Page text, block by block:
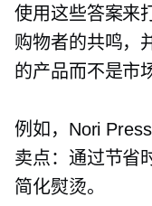
使用这些答案来
购物者的共鸣，
的产品而不是市
例如，Nori
卖点：通过节省
简化熨烫。